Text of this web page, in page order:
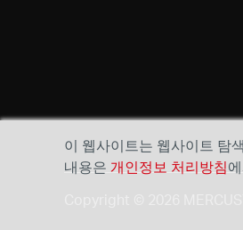
이 웹사이트는 웹사이트 탐
내용은 개인정보 처리방침